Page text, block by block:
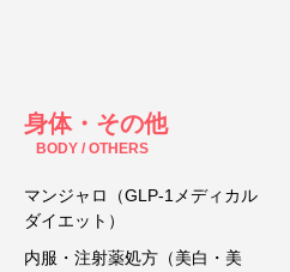
身体・その他
BODY / OTHERS
マンジャロ（GLP-1メディカル
ダイエット）
内服・注射薬処方（美白・美